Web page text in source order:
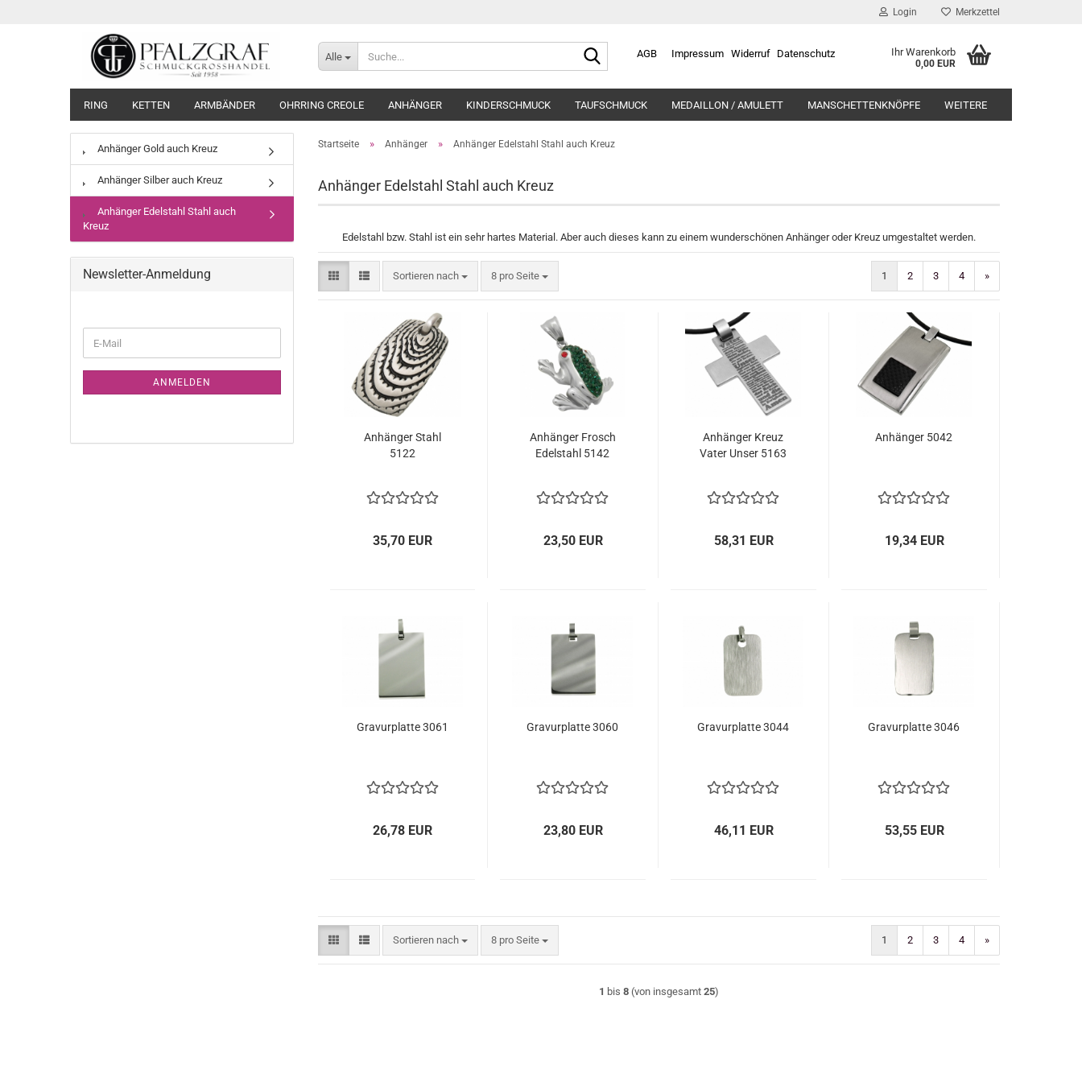
Login Merkzettel
Alle
Suche...AGB Impressum Widerruf Datenschutz Ihr Warenkorb
0,00 EUR
RING KETTEN ARMBÄNDER OHRRING CREOLE ANHÄNGER KINDERSCHMUCK TAUFSCHMUCK MEDAILLON / AMULETT MANSCHETTENKNÖPFE WEITERE
Startseite » Anhänger » Anhänger Edelstahl Stahl auch Kreuz
Anhänger Edelstahl Stahl auch Kreuz
Edelstahl bzw. Stahl ist ein sehr hartes Material. Aber auch dieses kann zu einem wunderschönen Anhänger oder Kreuz umgestaltet werden.
Sortieren nach
Sortieren nach 8 pro Seite
pro Seite 1 2 3 4 »
Anhänger Stahl
5122
35,70 EUR
Anhänger Frosch
Edelstahl 5142
23,50 EUR
Anhänger Kreuz
Vater Unser 5163
58,31 EUR
Anhänger 5042
19,34 EUR
Gravurplatte 3061
26,78 EUR
Gravurplatte 3060
23,80 EUR
Gravurplatte 3044
46,11 EUR
Gravurplatte 3046
53,55 EUR
Sortieren nach
Sortieren nach 8 pro Seite
pro Seite 1 2 3 4 »
1 bis 8(von insgesamt 25)
Anhänger Gold auch Kreuz
Anhänger Silber auch Kreuz
Anhänger Edelstahl Stahl auch
Kreuz
Newsletter-Anmeldung
ZUR
E-
Mail
ANMELDEN